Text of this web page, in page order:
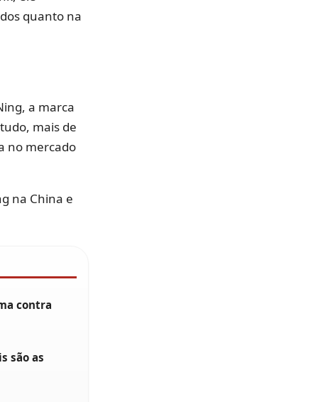
quanto na
a marca
mais de
no mercado
na China e
contra
são as